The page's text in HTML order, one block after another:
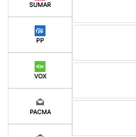
SUMAR
PP
VOX
PACMA